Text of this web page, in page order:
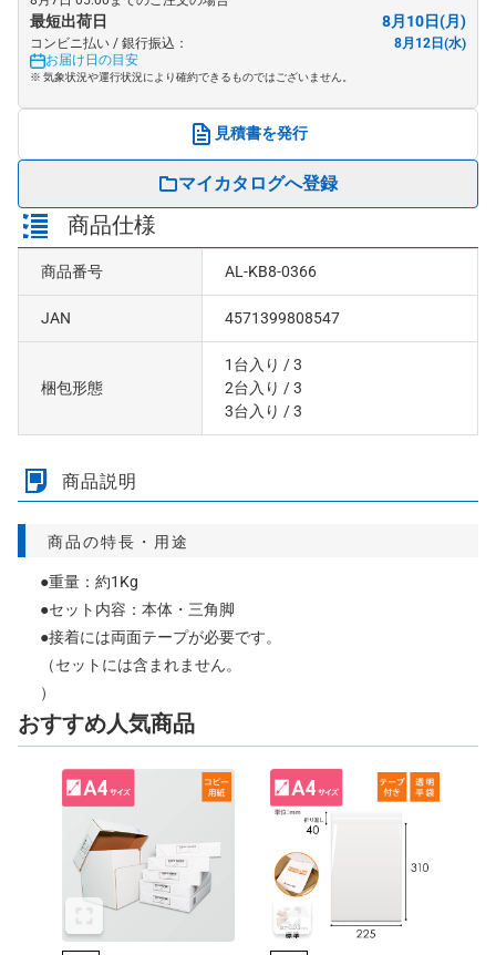
最短出荷日 8月10日(月)
コンビニ払い / 銀行振込：
8月12日(水)
お届け日の目安
※ 気象状況や運行状況により確約できるものではございません。
見積書を発行
マイカタログへ登録
商品仕様
商品番号 AL-KB8-0366
JAN 4571399808547
梱包形態
1台入り / 3
2台入り / 3
3台入り / 3
商品説明
商品の特長・用途
●重量：約1Kg
●セット内容：本体・三角脚
●接着には両面テープが必要です。
（セットには含まれません。
）
おすすめ人気商品